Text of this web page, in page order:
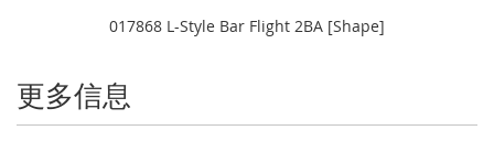
017868 L-Style Bar Flight 2BA [Shape]
更多信息